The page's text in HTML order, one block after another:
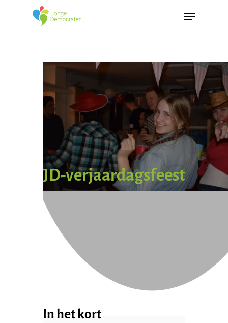
« Alle Evenementen
Dit evenement is voorbij.
JD-verjaardagsfeest
In het kort